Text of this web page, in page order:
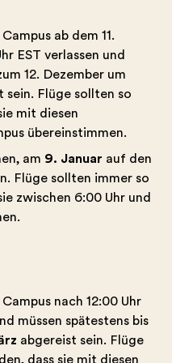
ab dem 11.
EST verlassen und
12. Dezember um
sein. Flüge sollten so
mit diesen
übereinstimmen.
am 9. Januar auf den
Flüge sollten immer so
zwischen 6:00 Uhr und
nach 12:00 Uhr
müssen spätestens bis
abgereist sein. Flüge
dass sie mit diesen